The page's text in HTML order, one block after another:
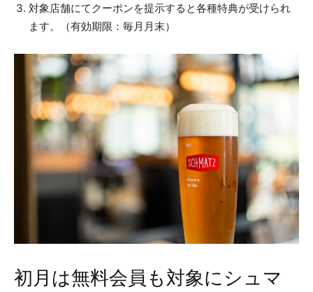
対象店舗にてクーポンを提示すると各種特典が受けられ
ます。（有効期限：毎月月末）
初月は無料会員も対象にシュマ